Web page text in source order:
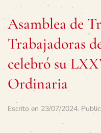
Asamblea de
Trabajadoras
celebró su
Ordinaria
Escrito en 23/07/2024.